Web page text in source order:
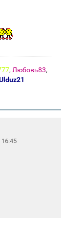
, Любовь83,
16:45